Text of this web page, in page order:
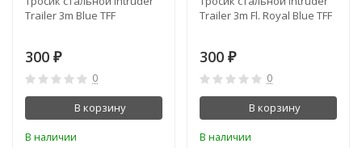
Trailer 3m Blue TFF
300 ₽
0
В корзину
В наличии
Trailer 3m Fl. Royal Blue TFF
300 ₽
0
В корзину
В наличии